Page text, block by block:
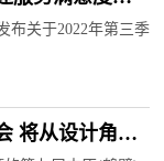
布关于2022年第三季
将从设计角度